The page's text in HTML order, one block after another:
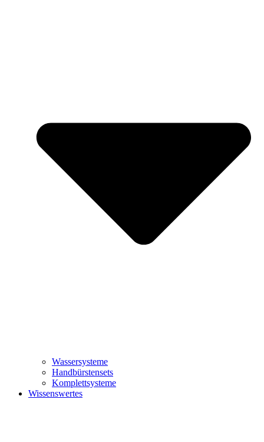
Wassersysteme
Handbürstensets
Komplettsysteme
Wissenswertes